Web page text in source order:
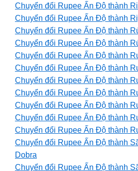
Chuyển đổi Rupee Ấn Độ thành
Chuyển đổi Rupee Ấn Độ thành
Chuyển đổi Rupee Ấn Độ thành
Chuyển đổi Rupee Ấn Độ thành
Chuyển đổi Rupee Ấn Độ thành
Chuyển đổi Rupee Ấn Độ thành
Chuyển đổi Rupee Ấn Độ thành
Chuyển đổi Rupee Ấn Độ thành
Chuyển đổi Rupee Ấn Độ thành
Chuyển đổi Rupee Ấn Độ thành
Chuyển đổi Rupee Ấn Độ thành
Chuyển đổi Rupee Ấn Độ thành
Dobra
Chuyển đổi Rupee Ấn Độ thành